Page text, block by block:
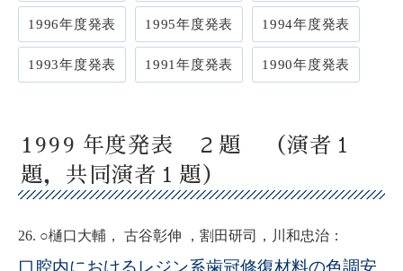
1996年度発表 1995年度発表 1994年度発表
1993年度発表 1991年度発表 1990年度発表
1999 年度発表 ２題 （演者１
題，共同演者１題）
26. ○樋口大輔， 古谷彰伸 ，割田研司，川和忠治：
口腔内におけるレジン系歯冠修復材料の色調安